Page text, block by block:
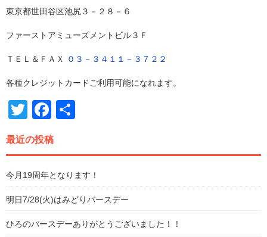
東京都世田谷区池尻３－２８－６
ファーストアミューズメントビル３Ｆ
ＴＥＬ＆ＦＡＸ ０３－３４１１－３７２２
各種クレジットカードご利用可能になれます。
TwitterFacebook
最近の投稿
今月19周年となります！
明日7/28(火)はみどりバースデー
ひろのバースデーありがとうございました！！